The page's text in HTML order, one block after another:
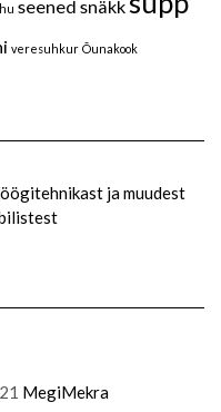
seened snäkk
veresuhkur Õunakook
ja muudest
MegiMekra